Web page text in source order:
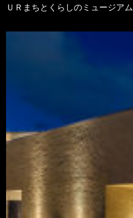
ＵＲまちとくらしのミュージアム